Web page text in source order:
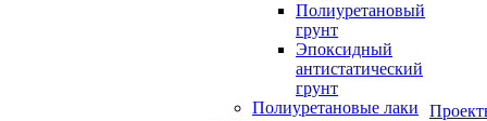
Полиуретановый
грунт
Эпоксидный
антистатический
грунт
Полиуретановые лаки